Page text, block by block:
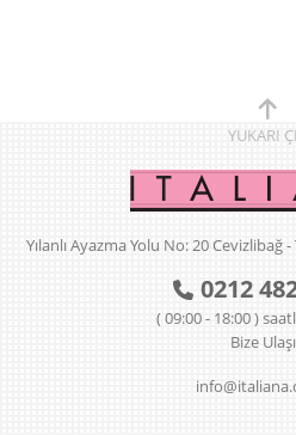
YUKARI
Yılanlı Ayazma Yolu No: 20 Cevizlibağ
0212
( 09:00 - 18:00 )
Bize